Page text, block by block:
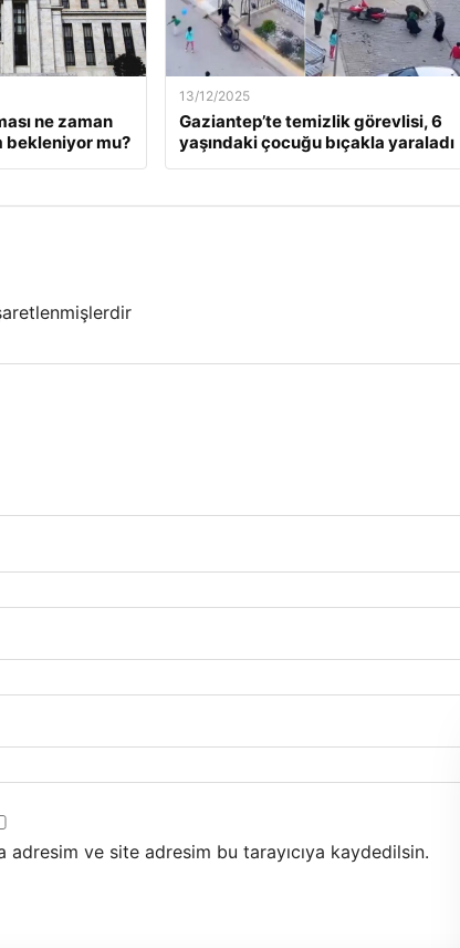
ne zaman
bekleniyor mu?
13/12/2025
Gaziantep’te temizlik görevlisi, 6
yaşındaki çocuğu bıçakla yaraladı
adresim ve site adresim bu tarayıcıya kaydedilsin.